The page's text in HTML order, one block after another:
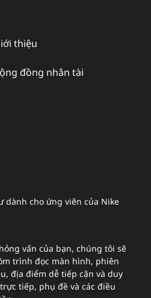
thiệu
đồng nhân tài
dành cho ứng viên của Nike
vấn của bạn, chúng tôi sẽ
trình đọc màn hình, phiên
địa điểm dễ tiếp cận và duy
tiếp, phụ đề và các điều